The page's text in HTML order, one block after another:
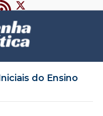
do Ensino